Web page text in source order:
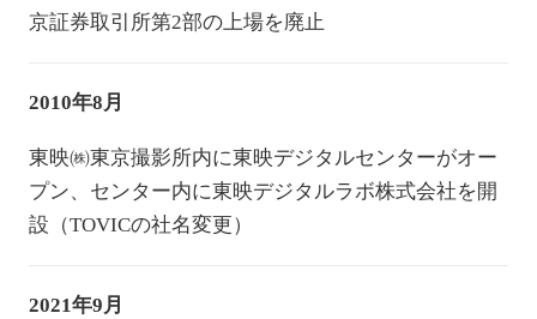
京証券取引所第2部の上場を廃止
2010年8月
東映㈱東京撮影所内に東映デジタルセンターがオー
プン、センター内に東映デジタルラボ株式会社を開
設（TOVICの社名変更）
2021年9月